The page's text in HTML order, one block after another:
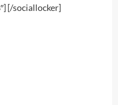
[/sociallocker]